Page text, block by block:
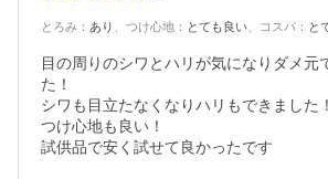
とろみ ： あり つけ心地 ： とても良い コスパ ： と
目の周りのシワとハリが気になりダメ元
た！
シワも目立たなくなりハリもできました！
つけ心地も良い！